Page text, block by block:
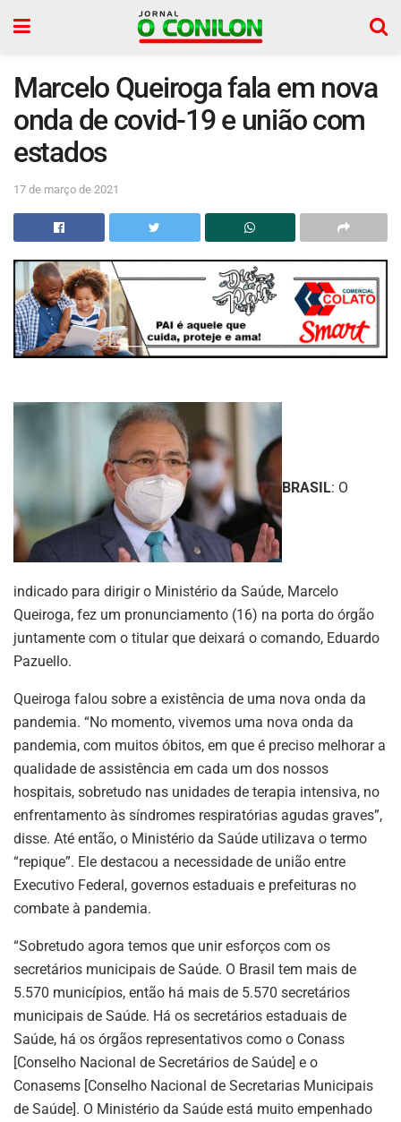
Marcelo Queiroga fala em nova
onda de covid-19 e união com
estados
17 de março de 2021
BRASIL: O
indicado para dirigir o Ministério da Saúde, Marcelo
Queiroga, fez um pronunciamento (16) na porta do órgão
juntamente com o titular que deixará o comando, Eduardo
Pazuello.
Queiroga falou sobre a existência de uma nova onda da
pandemia. “No momento, vivemos uma nova onda da
pandemia, com muitos óbitos, em que é preciso melhorar a
qualidade de assistência em cada um dos nossos
hospitais, sobretudo nas unidades de terapia intensiva, no
enfrentamento às síndromes respiratórias agudas graves”,
disse. Até então, o Ministério da Saúde utilizava o termo
“repique”. Ele destacou a necessidade de união entre
Executivo Federal, governos estaduais e prefeituras no
combate à pandemia.
“Sobretudo agora temos que unir esforços com os
secretários municipais de Saúde. O Brasil tem mais de
5.570 municípios, então há mais de 5.570 secretários
municipais de Saúde. Há os secretários estaduais de
Saúde, há os órgãos representativos como o Conass
[Conselho Nacional de Secretários de Saúde] e o
Conasems [Conselho Nacional de Secretarias Municipais
de Saúde]. O Ministério da Saúde está muito empenhado